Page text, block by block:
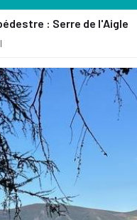
: Serre de l'Aigle